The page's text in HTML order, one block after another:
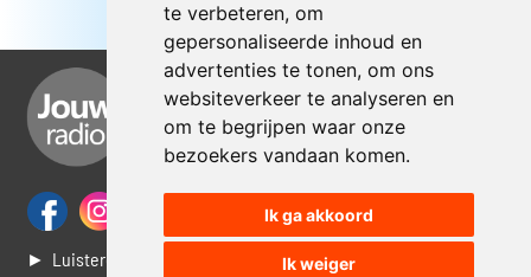
te verbeteren, om
gepersonaliseerde inhoud en
advertenties te tonen, om ons
websiteverkeer te analyseren en
om te begrijpen waar onze
bezoekers vandaan komen.
Ik ga akkoord
Ik weiger
► Luisteren naar Jouwradio